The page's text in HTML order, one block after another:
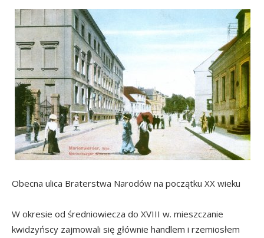
Obecna ulica Braterstwa Narodów na początku XX wieku
W okresie od średniowiecza do XVIII w. mieszczanie
kwidzyńscy zajmowali się głównie handlem i rzemiosłem